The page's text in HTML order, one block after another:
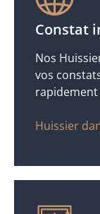
Constat
Nos
vos
rapidement
Huissier